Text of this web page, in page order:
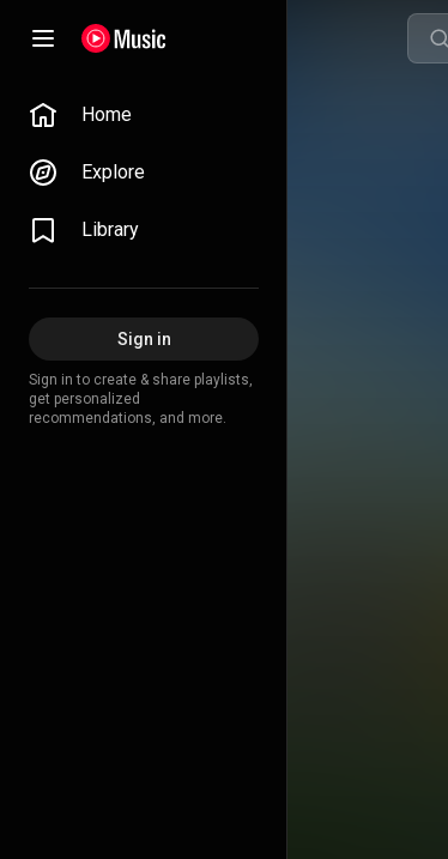
Home
Explore
Library
Sign in
Sign in to create & share playlists,
get personalized
recommendations, and more.